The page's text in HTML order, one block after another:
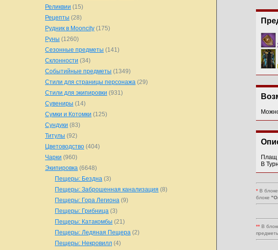
Плащ
В
* В блоке
блоке
** В
Реликвии (15)
Рецепты (28)
Рудник в Mooncity (175)
Руны (1260)
Сезонные предметы (141)
Склонности (34)
Событийные предметы (1349)
Стили для страницы персонажа (29)
Стили для экипировки (931)
Сувениры (14)
Сумки и Котомки (125)
Сундуки (83)
Титулы (92)
Цветоводство (404)
Чарки (960)
Экипировка (6648)
Пещеры: Бездна (3)
Пещеры: Заброшенная канализация (8)
Пещеры: Гора Легиона (9)
Пещеры: Грибница (3)
Пещеры: Катакомбы (21)
Пещеры: Ледяная Пещера (2)
Пещеры: Некровилл (4)